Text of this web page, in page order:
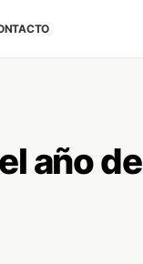
año de